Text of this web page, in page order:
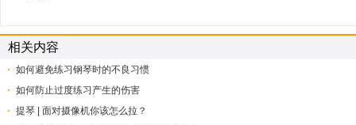
相关内容
如何避免练习钢琴时的不良习惯
如何防止过度练习产生的伤害
提琴 | 面对摄像机你该怎么拉？